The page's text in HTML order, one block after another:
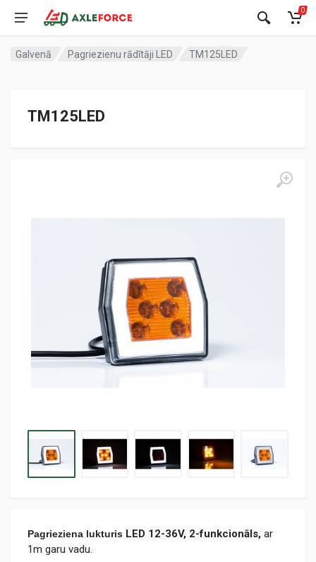
0
Galvenā Pagriezienu rādītāji LED TM125LED
TM125LED
Pagrieziena lukturis LED 12-36V, 2-funkcionāls, ar
1m garu vadu.